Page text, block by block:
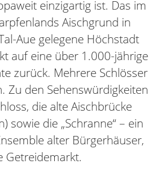
einzigartig ist. Das im
Aischgrund in
Aue gelegene Höchstadt
auf eine über 1.000-jährige
zurück. Mehrere Schlösser
Zu den Sehenswürdigkeiten
die alte Aischbrücke
sowie die „Schranne“ – ein
alter Bürgerhäuser,
Getreidemarkt.